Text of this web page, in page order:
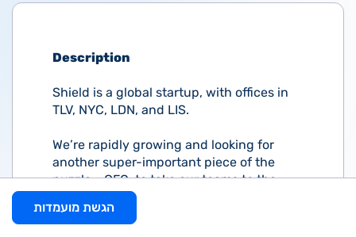
Description
Shield is a global startup, with offices in
TLV, NYC, LDN, and LIS.
We’re rapidly growing and looking for
another super-important piece of the
puzzle - CFO, to take our teams to the
הגשת מועמדות